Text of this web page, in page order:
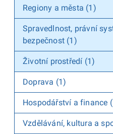
Regiony a města (1)
Spravedlnost, právní
bezpečnost (1)
Životní prostředí (1)
Doprava (1)
Hospodářství a finance
Vzdělávání, kultura a